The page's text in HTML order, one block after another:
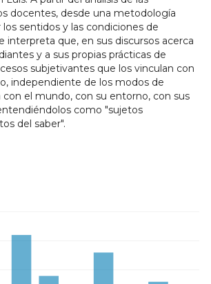
docentes, desde una metodología
sentidos y las condiciones de
interpreta que, en sus discursos acerca
y a sus propias prácticas de
subjetivantes que los vinculan con
independiente de los modos de
el mundo, con su entorno, con sus
como "sujetos
del saber".